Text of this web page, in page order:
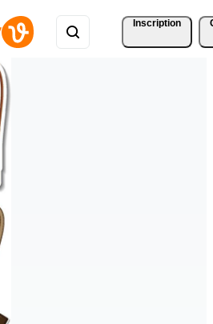
Inscription